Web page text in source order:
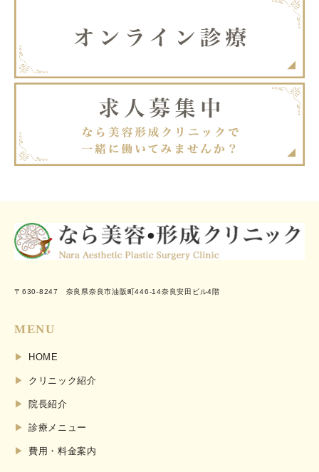
〒630-8247 奈良県奈良市油阪町446-14奈良安田ビル4階
MENU
HOME
クリニック紹介
院長紹介
診療メニュー
費用・料金案内